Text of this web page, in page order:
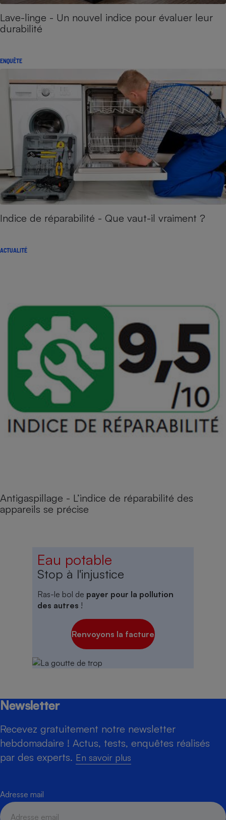
Lave-linge - Un nouvel indice pour évaluer leur
durabilité
ENQUÊTE
Indice de réparabilité - Que vaut-il vraiment ?
ACTUALITÉ
Antigaspillage - L’indice de réparabilité des
appareils se précise
Eau potable
Stop à l'injustice
Ras-le bol de payer pour la pollution
des autres !
Renvoyons la facture
Newsletter
Recevez gratuitement notre newsletter
hebdomadaire ! Actus, tests, enquêtes réalisés
par des experts. En savoir plus
Adresse mail